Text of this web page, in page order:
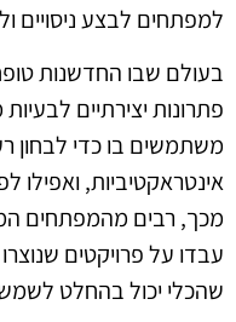
למפתחים לבצע ניסויים
בעולם שבו החדשנות
פתרונות יצירתיים
משתמשים בו כדי לבחון
אינטראקטיביות, ואפילו
מכך, רבים מהמפתחים
עבדו על פרויקטים
שהכלי יכול בהחלט